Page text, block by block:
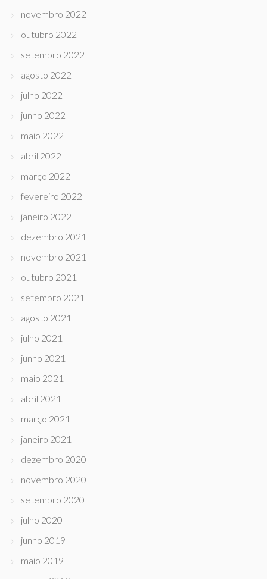
novembro 2022
outubro 2022
setembro 2022
agosto 2022
julho 2022
junho 2022
maio 2022
abril 2022
março 2022
fevereiro 2022
janeiro 2022
dezembro 2021
novembro 2021
outubro 2021
setembro 2021
agosto 2021
julho 2021
junho 2021
maio 2021
abril 2021
março 2021
janeiro 2021
dezembro 2020
novembro 2020
setembro 2020
julho 2020
junho 2019
maio 2019